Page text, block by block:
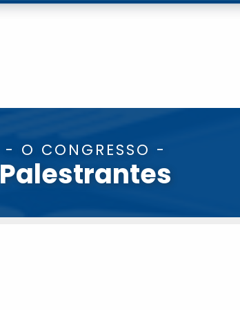
- O CONGRESSO -
Palestrantes